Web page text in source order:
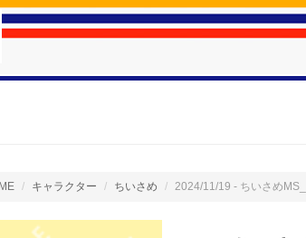
キャラクター ちいさめ 2024/11/19 - ちいさめ